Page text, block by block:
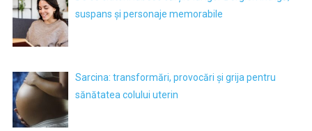
suspans și personaje memorabile
Sarcina: transformări, provocări și grija pentru
sănătatea colului uterin